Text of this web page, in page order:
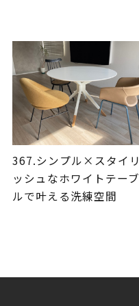
367.シンプル×スタイリ
ッシュなホワイトテーブ
ルで叶える洗練空間